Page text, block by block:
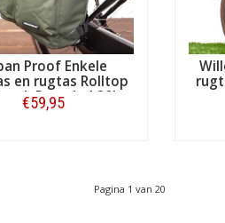
Proof Enkele
en rugtas Rolltop
Recycled 20L
Groen
€59,95
Pagina 1 van 20